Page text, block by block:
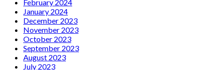
February 2024
January 2024
December 2023
November 2023
October 2023
September 2023
August 2023
July 2023